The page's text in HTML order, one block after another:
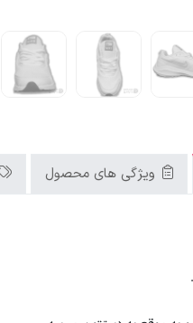
ویژگی های محصول